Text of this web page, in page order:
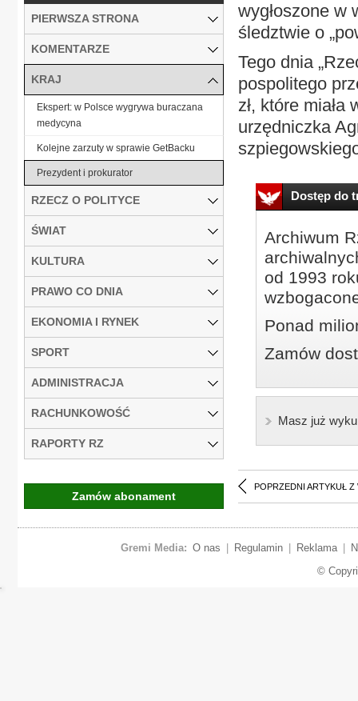
wygłoszone w
śledztwie o
Tego dnia
pospolitego
zł, które
urzędniczka
Dostęp do
Archiwum
od 1993
Ponad
Zamów
Masz już
POPRZEDNI ARTYKUŁ Z
PIERWSZA STRONA
KOMENTARZE
KRAJ
Ekspert: w Polsce wygrywa buraczana
medycyna
Kolejne zarzuty w sprawie GetBacku
Prezydent i prokurator
RZECZ O POLITYCE
ŚWIAT
KULTURA
PRAWO CO DNIA
EKONOMIA I RYNEK
SPORT
ADMINISTRACJA
RACHUNKOWOŚĆ
RAPORTY RZ
Zamów abonament
Gremi Media: O nas Regulamin Reklama
©